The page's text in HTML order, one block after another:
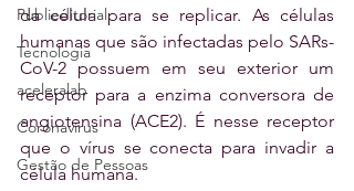
Publieditorial
Tecnologia
aceleralab
Coronavírus
Gestão de Pessoas
da célula para se replicar. As células
humanas que são infectadas pelo SARs-
CoV-2 possuem em seu exterior um
receptor para a enzima conversora de
angiotensina (ACE2). É nesse receptor
que o vírus se conecta para invadir a
célula humana.